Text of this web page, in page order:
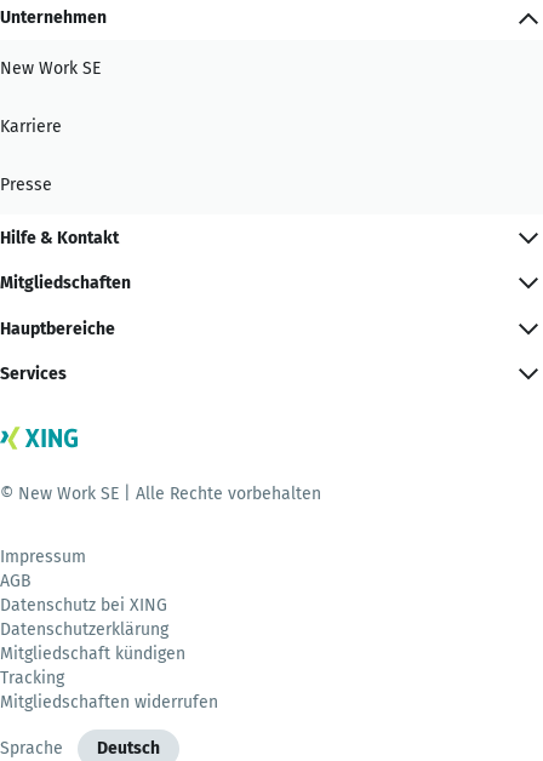
Unternehmen
New Work SE
Karriere
Presse
Hilfe & Kontakt
Mitgliedschaften
Hauptbereiche
Services
© New Work SE | Alle Rechte vorbehalten
Impressum
AGB
Datenschutz bei XING
Datenschutzerklärung
Mitgliedschaft kündigen
Tracking
Mitgliedschaften widerrufen
Sprache Deutsch